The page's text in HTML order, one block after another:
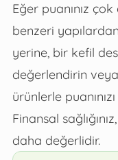
Eğer puanınız
benzeri
yerine, bir kefil
değerlendirin
ürünlerle
Finansal
daha değerlidir.